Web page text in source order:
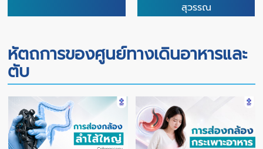
สุวรรณ
หัตถการของศูนย์ทางเดินอาหารและ
ตับ